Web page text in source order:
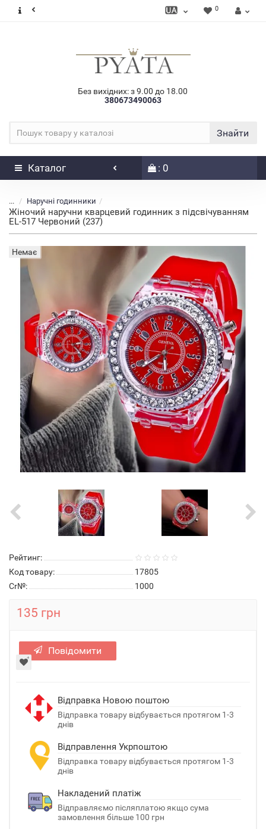
0
Без вихідних: з 9.00 до 18.00
380673490063
Знайти
Каталог : 0
... Наручні годинники
Жіночий наручни кварцевий годинник з підсвічуванням
EL-517 Червоний (237)
Немає
Рейтинг:
Код товару:
17805
Cr№:
1000
135 грн
Повідомити
Відправка Новою поштою
Відправка товару відбувається протягом 1-3
днів
Відправлення Укрпоштою
Відправка товару відбувається протягом 1-3
днів
Накладений платіж
Відправляємо післяплатою якщо сума
замовлення більше 100 грн